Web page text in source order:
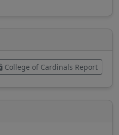
College of Cardinals Report